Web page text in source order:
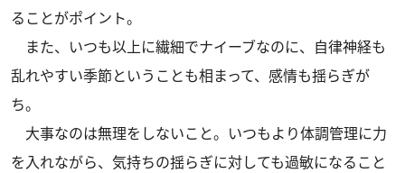
ることがポイント。
また、いつも以上に繊細でナイーブなのに、自律神経も
乱れやすい季節ということも相まって、感情も揺らぎが
ち。
大事なのは無理をしないこと。いつもより体調管理に力
を入れながら、気持ちの揺らぎに対しても過敏になること